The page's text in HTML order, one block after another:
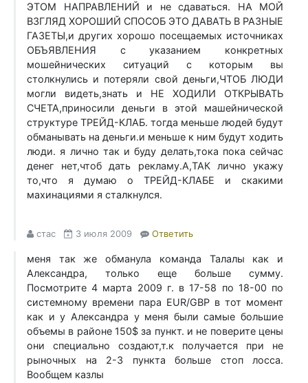
ЭТОМ НАПРАВЛЕНИЙ и не сдаваться. НА МОЙ
ВЗГЛЯД ХОРОШИЙ СПОСОБ ЭТО ДАВАТЬ В РАЗНЫЕ
ГАЗЕТЫ,и других хорошо посещаемых источниках
ОБЪЯВЛЕНИЯ с указанием конкретных
мошейнических ситуаций с которым вы
столкнулись и потеряли свой деньги,ЧТОБ ЛЮДИ
могли видеть,знать и НЕ ХОДИЛИ ОТКРЫВАТЬ
СЧЕТА,приносили деньги в этой машейнической
структуре ТРЕЙД-КЛАБ. тогда меньше людей будут
обманывать на деньги.и меньше к ним будут ходить
люди. я лично так и буду делать,тока пока сейчас
денег нет,чтоб дать рекламу.А,ТАК лично укажу
то,что я думаю о ТРЕЙД-КЛАБЕ и скакими
махинациями я сталкнулся.
стас 3 июля 2009 Ответить
меня так же обманула команда Талалы как и
Александра, только еще больше сумму.
Посмотрите 4 марта 2009 г. в 17-58 по 18-00 по
системному времени пара EUR/GBP в тот момент
как и у Александра у меня были самые большие
объемы в районе 150$ за пункт. и не поверите цены
они специально создают,т.к получается при не
рыночных на 2-3 пункта больше стоп лосса.
Вообщем казлы